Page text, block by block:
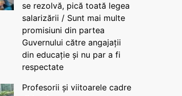
se rezolvă, pică toată legea
salarizării / Sunt mai multe
promisiuni din partea
Guvernului către angajații
din educație și nu par a fi
respectate
Profesorii și viitoarele cadre